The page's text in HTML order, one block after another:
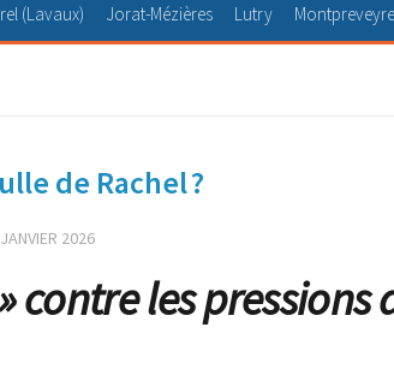
(Lavaux) Jorat-Mézières Lutry
de Rachel ?
2026
contre les pressions